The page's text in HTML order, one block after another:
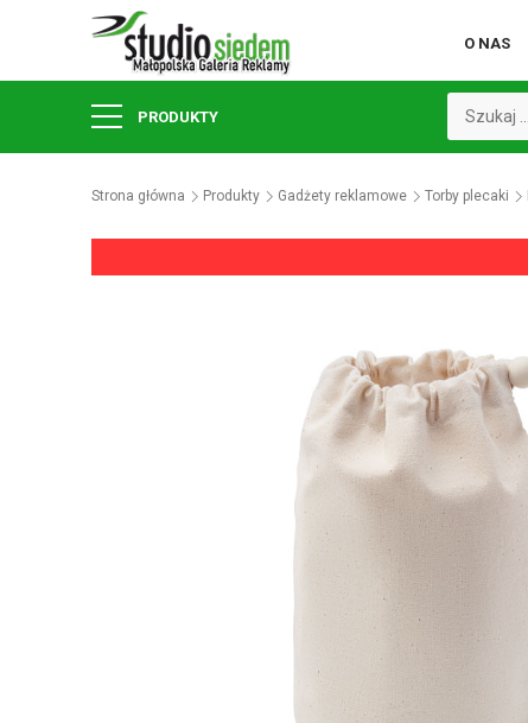
O NAS
PRODUKTY
Strona główna Produkty Gadżety reklamowe Torby plecaki